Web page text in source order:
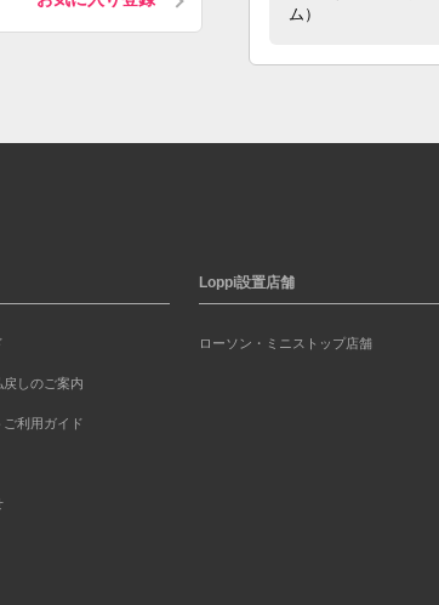
ム）
しのご案内
利用ガイド
Loppi設置店舗
ローソン・ミニストップ店舗